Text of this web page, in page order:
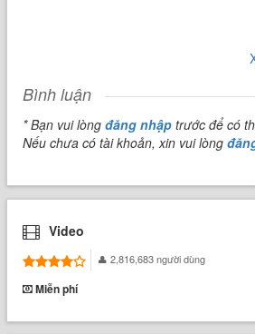
Bình luận
* Bạn vui lòngđăng nhập trước để có
Nếu chưa có tài khoản, xin vui lòng
Video
2,816,683 người dùng
Miễn phí